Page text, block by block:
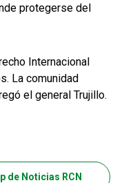
protegerse del
Internacional
La comunidad
el general Trujillo.
de Noticias RCN